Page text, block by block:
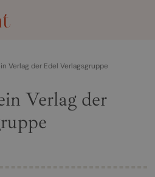
Verlag der Edel Verlagsgruppe
Verlag der